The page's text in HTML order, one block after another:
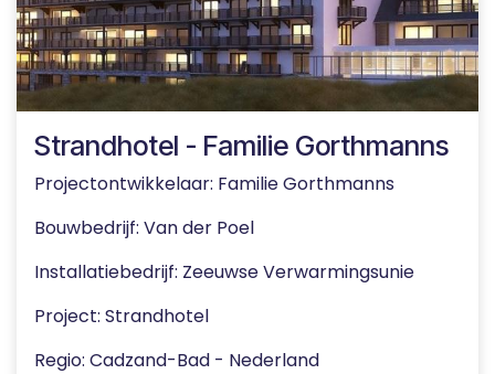
Strandhotel - Familie Gorthmanns
Projectontwikkelaar: Familie Gorthmanns
Bouwbedrijf: Van der Poel
Installatiebedrijf: Zeeuwse Verwarmingsunie
Project: Strandhotel
Regio: Cadzand-Bad - Nederland